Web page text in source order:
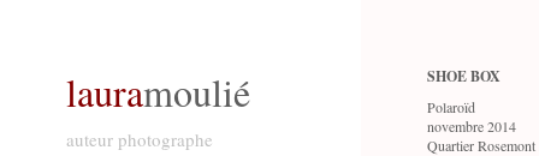
lauramoulié
auteur photographe
SHOE BOX
Polaroïd
novembre 2014
Quartier